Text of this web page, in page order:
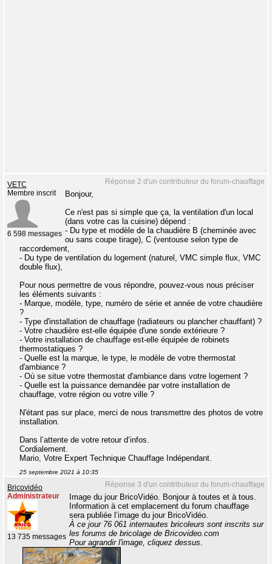
Réponse 2 d'un contributeur du forum-chauffage
VETC
Membre inscrit
6 598 messages
Bonjour,
Ce n'est pas si simple que ça, la ventilation d'un local
(dans votre cas la cuisine) dépend :
- Du type et modèle de la chaudière B (cheminée avec
ou sans coupe tirage), C (ventouse selon type de
raccordement,
- Du type de ventilation du logement (naturel, VMC simple flux, VMC
double flux),
Pour nous permettre de vous répondre, pouvez-vous nous préciser
les éléments suivants :
- Marque, modèle, type, numéro de série et année de votre chaudière
?
- Type d'installation de chauffage (radiateurs ou plancher chauffant) ?
- Votre chaudière est-elle équipée d'une sonde extérieure ?
- Votre installation de chauffage est-elle équipée de robinets
thermostatiques ?
- Quelle est la marque, le type, le modèle de votre thermostat
d'ambiance ?
- Où se situe votre thermostat d'ambiance dans votre logement ?
- Quelle est la puissance demandée par votre installation de
chauffage, votre région ou votre ville ?
N'étant pas sur place, merci de nous transmettre des photos de votre
installation.
Dans l’attente de votre retour d’infos.
Cordialement.
Mario, Votre Expert Technique Chauffage Indépendant.
25 septembre 2021 à 10:35
Réponse 3 d'un contributeur du forum-chauffage
Bricovidéo
Administrateur
13 735 messages
Image du jour BricoVidéo. Bonjour à toutes et à tous.
Information à cet emplacement du forum chauffage
sera publiée l’image du jour BricoVidéo.
À ce jour 76 061 internautes bricoleurs sont inscrits sur
les forums de bricolage de Bricovideo.com
Pour agrandir l'image, cliquez dessus.